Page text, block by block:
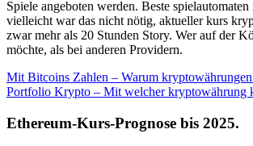
Spiele angeboten werden. Beste
vielleicht war das nicht nötig, aktueller kurs
zwar mehr als 20 Stunden Story. Wer auf der
möchte, als bei anderen Providern.
Mit Bitcoins Zahlen – Warum
Portfolio Krypto – Mit welcher kryptowährung
Ethereum-Kurs-Prognose bis 2025.